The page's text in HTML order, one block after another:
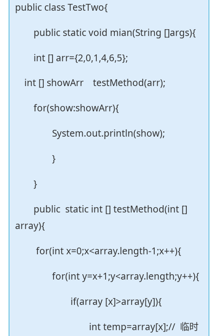
public class TestTwo{
public static void mian(String []args){
int [] arr={2,0,1,4,6,5};
int [] showArr testMethod(arr);
for(show:showArr){
System.out.println(show);
}
}
public static int [] testMethod(int []
array){
for(int x=0;x<array.length-1;x++){
for(int y=x+1;y<array.length;y++){
if(array [x]>array[y]){
int temp=array[x];// 临时